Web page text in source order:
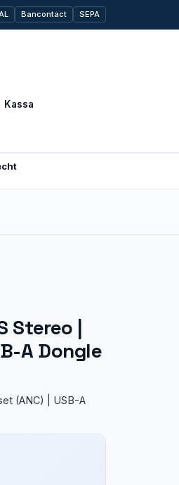
Bancontact SEPA
Kassa
Stereo |
A Dongle
(ANC) | USB-A